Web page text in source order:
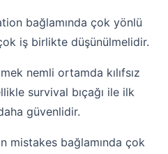
bağlamında çok yönlü
iş birlikte düşünülmelidir.
nemli ortamda kılıfsız
survival bıçağı ile ilk
güvenlidir.
mistakes bağlamında çok